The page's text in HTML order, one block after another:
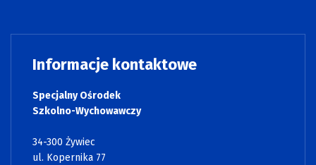
Informacje kontaktowe
Specjalny Ośrodek
Szkolno-Wychowawczy
34-300 Żywiec
ul. Kopernika 77